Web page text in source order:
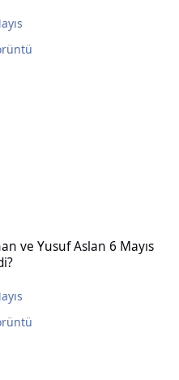
ve Yusuf Aslan 6 Mayıs